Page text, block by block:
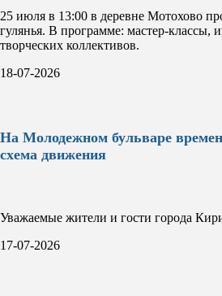
25 июля в 13:00 в деревне Мотохово
гулянья. В программе: мастер-классы,
творческих коллективов.
18-07-2026
На Молодежном бульваре
схема движения
Уважаемые жители и гости города
17-07-2026